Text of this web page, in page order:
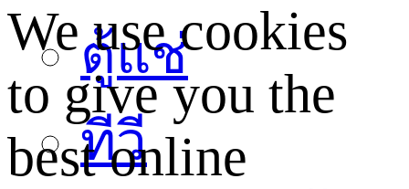
ตู้แช่
ทีวี
We use cookies
to give you the
best online